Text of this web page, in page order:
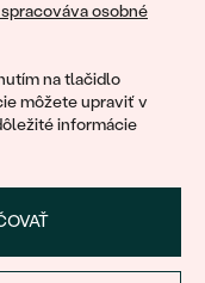
osobné
na tlačidlo
môžete upraviť v
informácie